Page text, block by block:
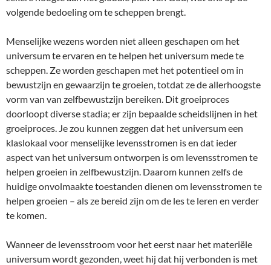
volgende bedoeling om te scheppen brengt.
Menselijke wezens worden niet alleen geschapen om het
universum te ervaren en te helpen het universum mede te
scheppen. Ze worden geschapen met het potentieel om in
bewustzijn en gewaarzijn te groeien, totdat ze de allerhoogste
vorm van van zelfbewustzijn bereiken. Dit groeiproces
doorloopt diverse stadia; er zijn bepaalde scheidslijnen in het
groeiproces. Je zou kunnen zeggen dat het universum een
klaslokaal voor menselijke levensstromen is en dat ieder
aspect van het universum ontworpen is om levensstromen te
helpen groeien in zelfbewustzijn. Daarom kunnen zelfs de
huidige onvolmaakte toestanden dienen om levensstromen te
helpen groeien – als ze bereid zijn om de les te leren en verder
te komen.
Wanneer de levensstroom voor het eerst naar het materiële
universum wordt gezonden, weet hij dat hij verbonden is met